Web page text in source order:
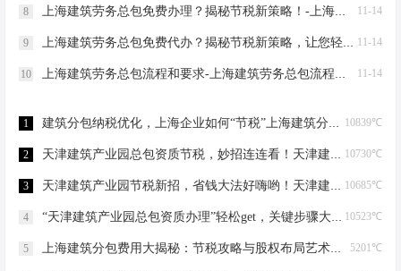
11-14
8 上海建筑劳务总包免费办理？揭秘节税新策略！-上海建筑劳务总包免费办理吗？
11-14
9 上海建筑劳务总包免费代办？揭秘节税新策略，让您轻松成老板！-上海建筑劳务总包免费代办吗？
11-14
10 上海建筑劳务总包流程和要求-上海建筑劳务总包流程和要求
10839℃
1 建筑分包纳税优化，上海企业如何“节税”上海建筑分包纳税优化
10730℃
2 天津建筑产业园总包资质节税，妙招连连看！天津建筑产业园总包资质节税优化
10685℃
3 天津建筑产业园节税新招，省钱大法好嗨哟！天津建筑产业园总包资质节税优化
10523℃
4 “天津建筑产业园总包资质办理”轻松get，关键步骤大揭秘！天津建筑产业园总包资质办理
5201℃
5 上海建筑分包费用大揭秘：节税攻略与股权布局艺术上海建筑分包有什么费用